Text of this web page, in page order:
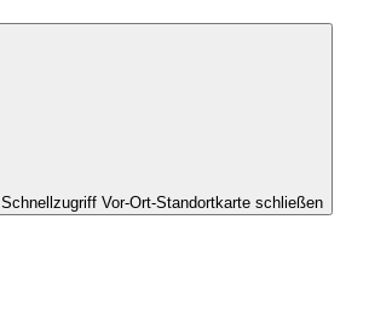
Schnellzugriff Vor-Ort-Standortkarte schließen